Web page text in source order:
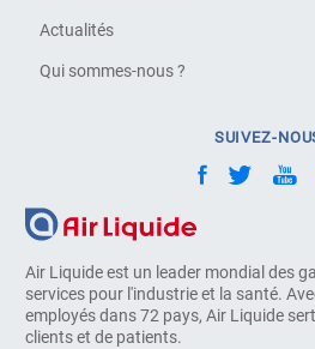
Air Liquide est un leader mondial des
services pour l'industrie et la santé.
employés dans 72 pays, Air Liquide
clients et de patients.
Actualités
Qui sommes-nous ?
SUIVEZ-